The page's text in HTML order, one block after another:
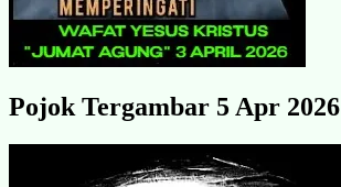
Pojok Tergambar 5 Apr 2026